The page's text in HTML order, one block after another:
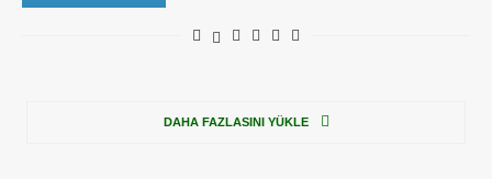
DAHA FAZLASINI YÜKLE